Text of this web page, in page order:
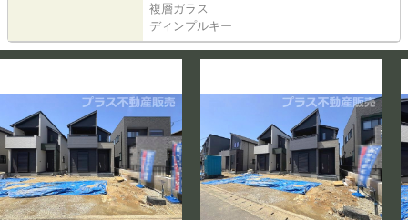
複層ガラス
ディンプルキー